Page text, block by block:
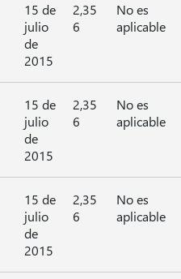
15 de
julio
de
2015
2,35
6
No es
aplicable
15 de
julio
de
2015
2,35
6
No es
aplicable
15 de
julio
de
2015
2,35
6
No es
aplicable